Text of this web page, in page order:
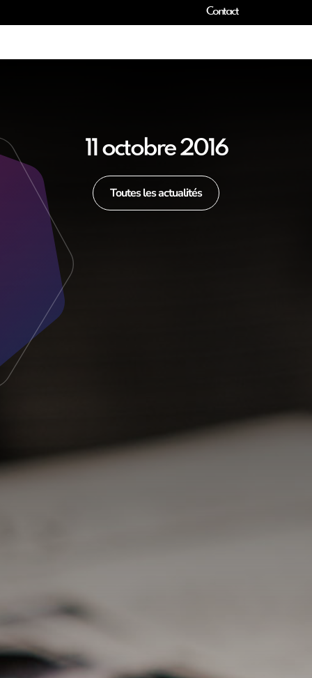
Contact
11 octobre 2016
Toutes les actualités